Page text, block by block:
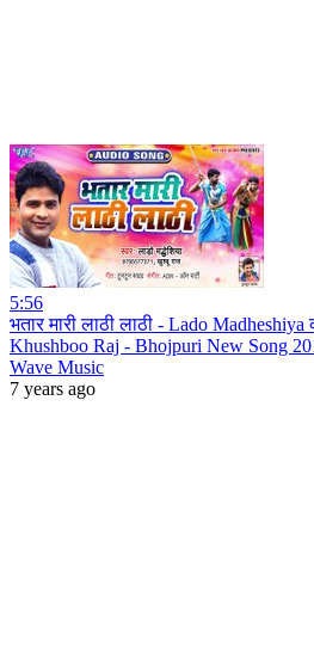
5:56
भतार मारी लाठी लाठी - Lado
Khushboo Raj - Bhojpuri New Song
Wave Music
7 years ago